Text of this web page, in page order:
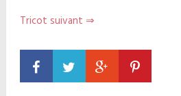
Tricot suivant ⇒